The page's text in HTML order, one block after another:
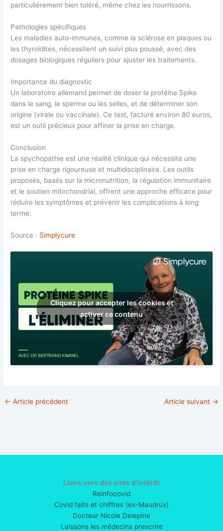
particulièrement bien toléré, même chez les nourrissons.
Pathologies spécifiques
Les maladies auto-immunes, comme la sclérose en plaques ou
les thyroïdites, nécessitent un suivi plus poussé, avec des
dosages biologiques réguliers pour ajuster les traitements.
Importance du diagnostic
Un laboratoire allemand permet de doser la protéine Spike
dans le sang, le sperme ou les selles, et de déterminer son
origine (virale ou vaccinale). Ce test, facturé environ 80 euros,
est un outil précieux pour affiner la prise en charge.
Conclusion
La spychopathie est une réalité clinique qui nécessite une
prise en charge rigoureuse et multidisciplinaire. Les outils
proposés, basés sur la micronutrition, la régulation immunitaire
et le soutien mitochondrial, offrent une approche efficace pour
réduire les symptômes et prévenir les complications à long
terme.
Source : Simplycure
Cliquez pour accepter les cookies et
activer ce contenu
← Article précédent Article suivant →
Liens vers des sites d’intérêt
Reinfocovid
Covid faits et chiffres (ex-Maudrux)
Docteur Nicole Delepine
Laissons les médecins prescrire